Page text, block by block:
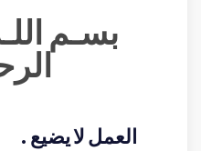
بسـم
العمل لا يضيع .